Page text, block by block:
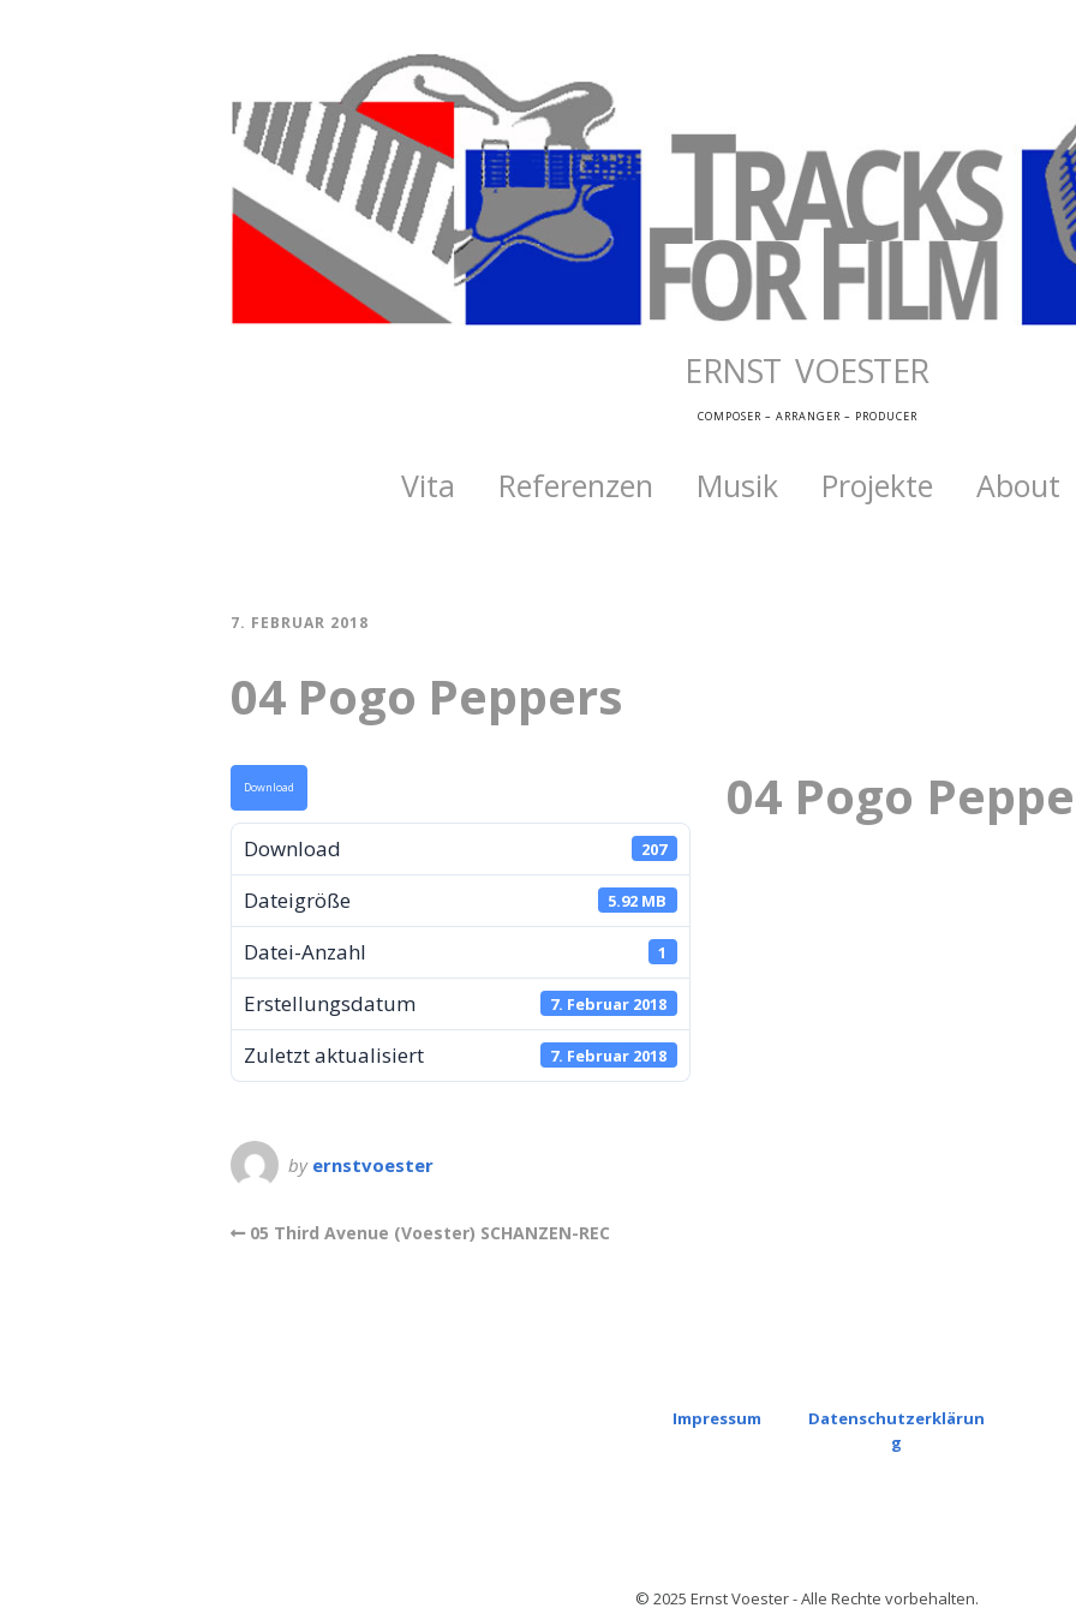
ERNST VOESTER
COMPOSER – ARRANGER – PRODUCER
Vita Referenzen Musik Projekte About
7. FEBRUAR 2018
04 Pogo Peppers
Download
Download 207
Dateigröße 5.92 MB
Datei-Anzahl 1
Erstellungsdatum 7. Februar 2018
Zuletzt aktualisiert 7. Februar 2018
04 Pogo
by ernstvoester
05 Third Avenue (Voester) SCHANZEN-REC
Impressum
Datenschutzerklärun
g
© 2025 Ernst Voester - Alle Rechte vorbehalten.